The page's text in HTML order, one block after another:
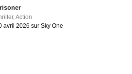
,Action
avril 2026 sur Sky One